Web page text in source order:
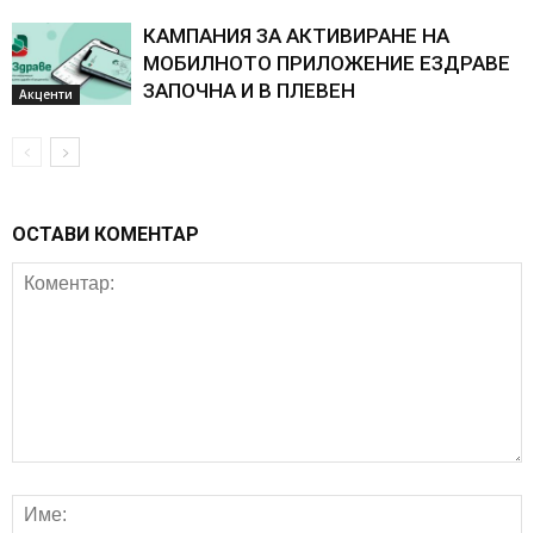
Акценти
КАМПАНИЯ ЗА АКТИВИРАНЕ НА
МОБИЛНОТО ПРИЛОЖЕНИЕ ЕЗДРАВЕ
ЗАПОЧНА И В ПЛЕВЕН
ОСТАВИ КОМЕНТАР